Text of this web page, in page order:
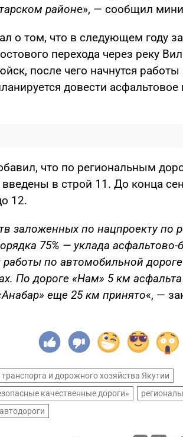
районе», — сообщил
о том, что в следующем году
перехода через реку
после чего начнутся
довести
что по региональным
в строй 11. До конца
12.
заложенных по нацпроекту по
75% — уклада асфальтово-
по автомобильной
По дороге «Нам» 5 км
еще 25 км принято«, —
и дорожного хозяйства Якутии
качественные дороги»